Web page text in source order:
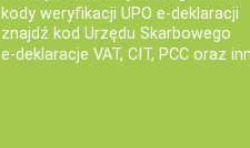
kody weryfikacji UPO e-deklaracji
znajdź kod Urzędu Skarbowego
e-deklaracje VAT, CIT, PCC oraz